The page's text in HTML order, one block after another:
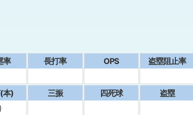
率 ⻑打率 OPS 盗塁阻止率
本)
三振 四死球 盗塁